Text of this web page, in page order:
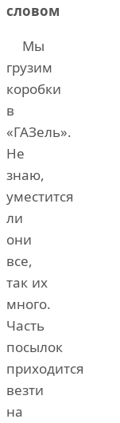
словом
Мы
грузим
коробки
в
«ГАЗель».
Не
знаю,
уместится
ли
они
все,
так их
много.
Часть
посылок
приходится
везти
на